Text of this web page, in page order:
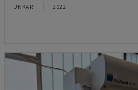
UNKARI 2022